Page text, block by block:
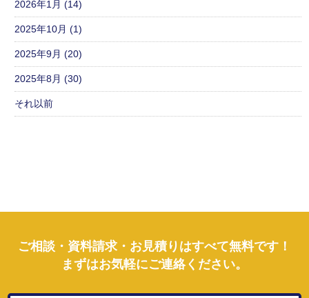
2026年1月 (14)
2025年10月 (1)
2025年9月 (20)
2025年8月 (30)
それ以前
ご相談・資料請求・お見積りはすべて無料です！
まずはお気軽にご連絡ください。